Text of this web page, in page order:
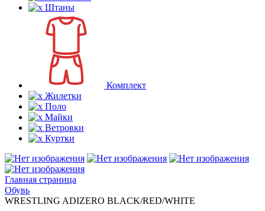
Штаны
Комплект
Жилетки
Поло
Майки
Ветровки
Куртки
Главная страница
Обувь
WRESTLING ADIZERO BLACK/RED/WHITE